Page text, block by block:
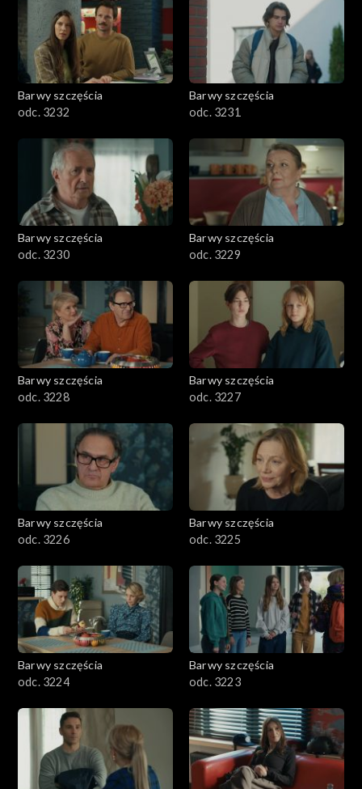
Barwy szczęścia
odc. 3232
Barwy szczęścia
odc. 3231
Barwy szczęścia
odc. 3230
Barwy szczęścia
odc. 3229
Barwy szczęścia
odc. 3228
Barwy szczęścia
odc. 3227
Barwy szczęścia
odc. 3226
Barwy szczęścia
odc. 3225
Barwy szczęścia
odc. 3224
Barwy szczęścia
odc. 3223